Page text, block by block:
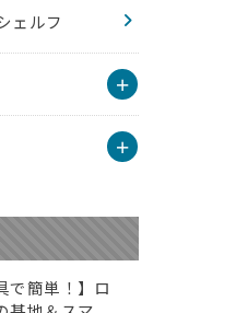
ェルフ
で簡単！】ロ